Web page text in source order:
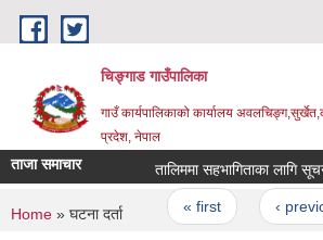
Skip to main content
चिङ्गाड गाउँपालिका
गाउँ कार्यपालिकाको कार्यालय
प्रदेश, नेपाल
ताजा समाचार तालिममा सहभागिताका लागि सूचना ।
Pages
« first ‹ previous
You are here
Home » घटना दर्ता